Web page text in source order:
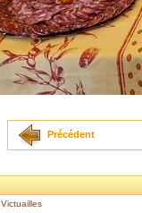
Précédent
Victuailles